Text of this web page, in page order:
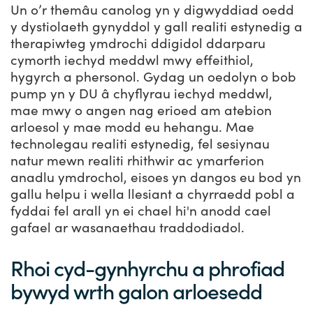
Un o’r themâu canolog yn y digwyddiad oedd
y dystiolaeth gynyddol y gall realiti estynedig a
therapiwteg ymdrochi ddigidol ddarparu
cymorth iechyd meddwl mwy effeithiol,
hygyrch a phersonol. Gydag un oedolyn o bob
pump yn y DU â chyflyrau iechyd meddwl,
mae mwy o angen nag erioed am atebion
arloesol y mae modd eu hehangu. Mae
technolegau realiti estynedig, fel sesiynau
natur mewn realiti rhithwir ac ymarferion
anadlu ymdrochol, eisoes yn dangos eu bod yn
gallu helpu i wella llesiant a chyrraedd pobl a
fyddai fel arall yn ei chael hi'n anodd cael
gafael ar wasanaethau traddodiadol.
Rhoi cyd-gynhyrchu a phrofiad
bywyd wrth galon arloesedd